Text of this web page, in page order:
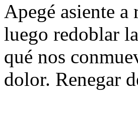
Apegé asiente a
luego redoblar
qué nos
dolor. Renegar